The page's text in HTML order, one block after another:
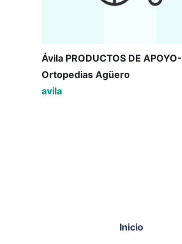
Ávila PRODUCTOS DE APOYO-
Ortopedias Agüero
avila
Inicio